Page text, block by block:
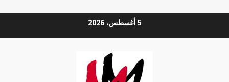
5 أغسطس، 2026